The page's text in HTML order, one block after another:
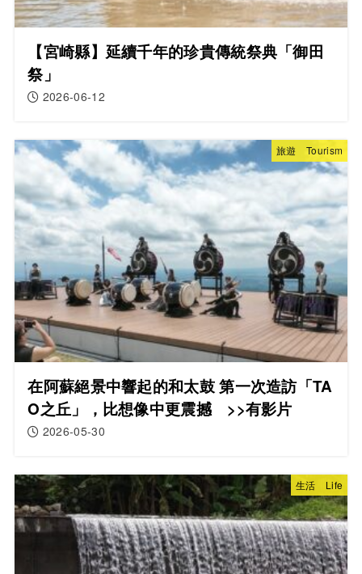
【宮崎縣】延續千年的珍貴傳統祭典「御田
祭」
2026-06-12
旅遊 Tourism
在阿蘇絕景中響起的和太鼓 第一次造訪「TA
O之丘」，比想像中更震撼 >>有影片
2026-05-30
生活 Life